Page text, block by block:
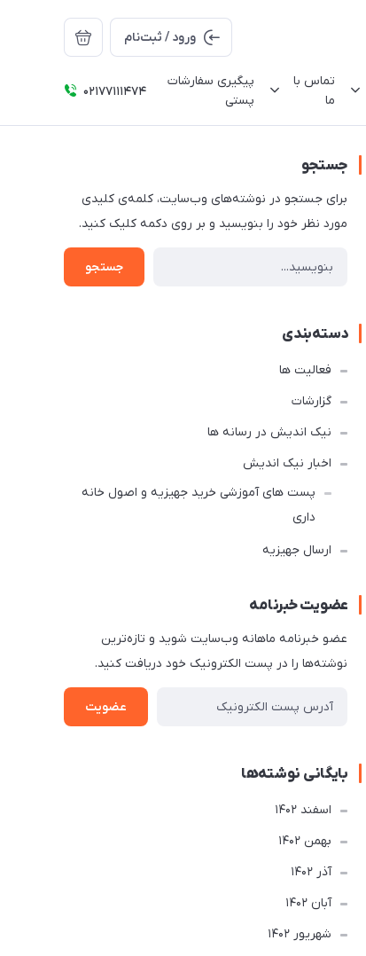
ورود / ثبت‌نام
تماس با
ما
پیگیری سفارشات
پستی
02177111474
جستجو
برای جستجو در نوشته‌های وب‌سایت، کلمه‌ی کلیدی
مورد نظر خود را بنویسید و بر روی دکمه کلیک کنید.
جستجو
دسته‌بندی
فعالیت ها
گزارشات
نیک اندیش در رسانه ها
اخبار نیک اندیش
پست های آموزشی خرید جهیزیه و اصول خانه
داری
ارسال جهیزیه
عضویت خبرنامه
عضو خبرنامه ماهانه وب‌سایت شوید و تازه‌ترین
نوشته‌ها را در پست الکترونیک خود دریافت کنید.
عضویت
بایگانی نوشته‌ها
اسفند 1402
بهمن 1402
آذر 1402
آبان 1402
شهریور 1402